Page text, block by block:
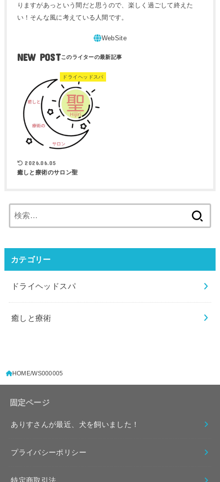
りますがあっという間だと思うので、楽しく過ごして終えた
い！そんな風に考えている人間です。
NEW POST
ドライヘッドスパ
2026.06.05
癒しと療術のサロン聖
索:
カテゴリー
ドライヘッドスパ
癒しと療術
HOME WS000005
固定ページ
ありすさんが最近、犬を飼いました！
プライバシーポリシー